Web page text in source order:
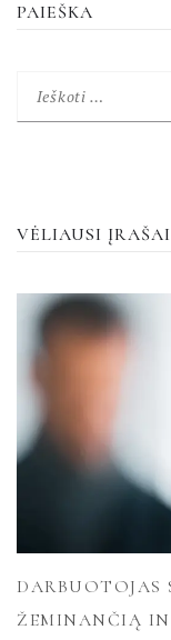
PAIEŠKA
Ieškoti:
VĖLIAUSI ĮRAŠAI
DARBUOTOJAS
ŽEMINANČIĄ